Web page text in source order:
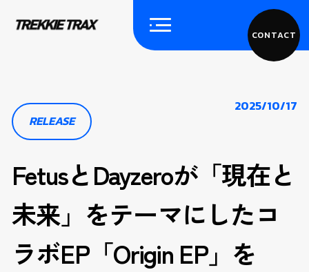
CONTACT
RELEASE
2025/10/17
FetusとDayzeroが「現在と
未来」をテーマにしたコ
ラボEP「Origin EP」を